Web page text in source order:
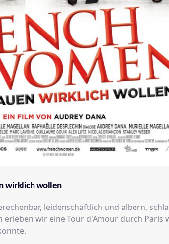
wirklich wollen
leidenschaftlich und albern,
wir eine Tour d'Amour durch Paris